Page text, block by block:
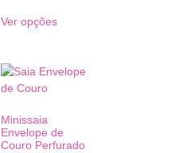
Ver opções
Minissaia
Envelope de
Couro Perfurado